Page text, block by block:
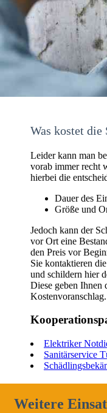
Was kostet die
Leider kann man
vorab immer recht
hierbei die
Dauer des
Größe und
Jedoch kann der
vor Ort eine
den Preis vor
Sie kontaktieren
und schildern hier
Diese geben Ihnen
Kostenvoranschlag.
Elektriker
Sanitärservice
Weitere